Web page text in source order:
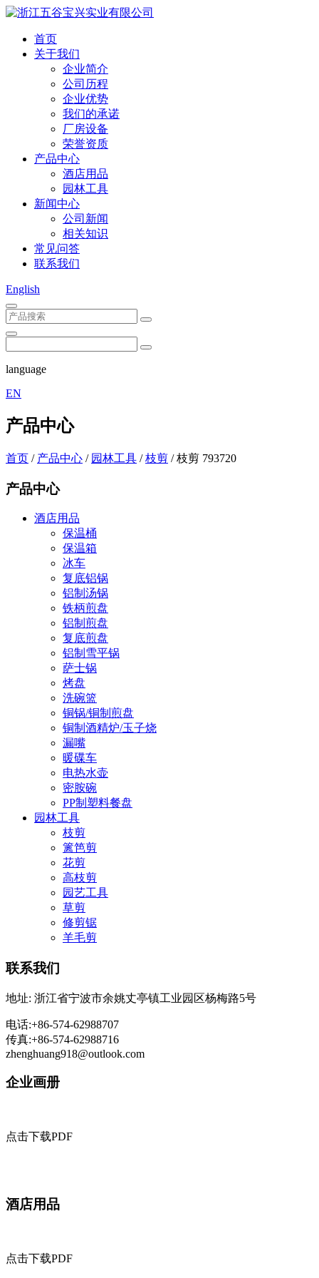
首页
关于我们
企业简介
公司历程
企业优势
我们的承诺
厂房设备
荣誉资质
产品中心
酒店用品
园林工具
新闻中心
公司新闻
相关知识
常见问答
联系我们
English
language
EN
产品中心
首页 / 产品中心 / 园林工具 /枝剪 /枝剪 793720
产品中心
酒店用品
保温桶
保温箱
冰车
复底铝锅
铝制汤锅
铁柄煎盘
铝制煎盘
复底煎盘
铝制雪平锅
萨士锅
烤盘
洗碗篮
铜锅/铜制煎盘
铜制酒精炉/玉子烧
漏嘴
暖碟车
电热水壶
密胺碗
PP制塑料餐盘
园林工具
枝剪
篱笆剪
花剪
高枝剪
园艺工具
草剪
修剪锯
羊毛剪
联系我们
地址: 浙江省宁波市余姚丈亭镇工业园区杨梅路5号
电话:+86-574-62988707
传真:+86-574-62988716
zhenghuang918@outlook.com
企业画册
点击下载PDF
酒店用品
点击下载PDF